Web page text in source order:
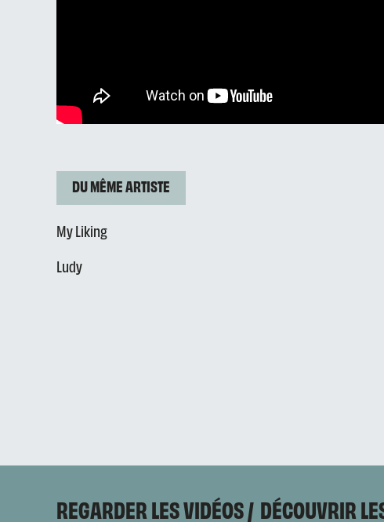
DU MÊME ARTISTE
My Liking
Ludy
REGARDER LES VIDÉOS DÉCOUVRIR